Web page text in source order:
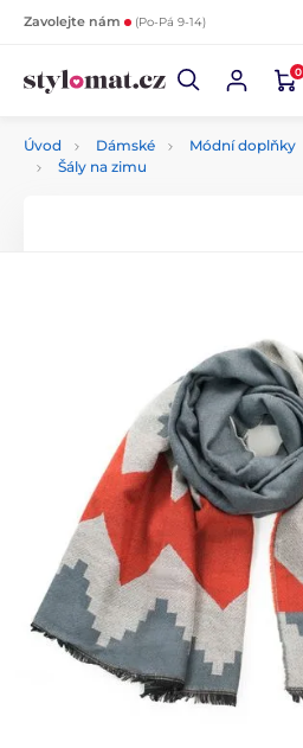
Zavolejte nám (Po-Pá 9-14)
0
Úvod Dámské Módní doplňky
Šály na zimu